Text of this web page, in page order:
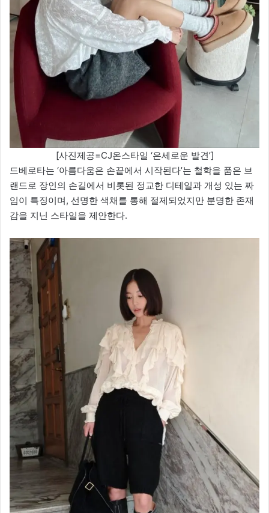
[사진제공=CJ온스타일 ‘은세로운 발견’]
드베로타는 ‘아름다움은 손끝에서 시작된다’는 철학을 품은 브
랜드로 장인의 손길에서 비롯된 정교한 디테일과 개성 있는 짜
임이 특징이며, 선명한 색채를 통해 절제되었지만 분명한 존재
감을 지닌 스타일을 제안한다.